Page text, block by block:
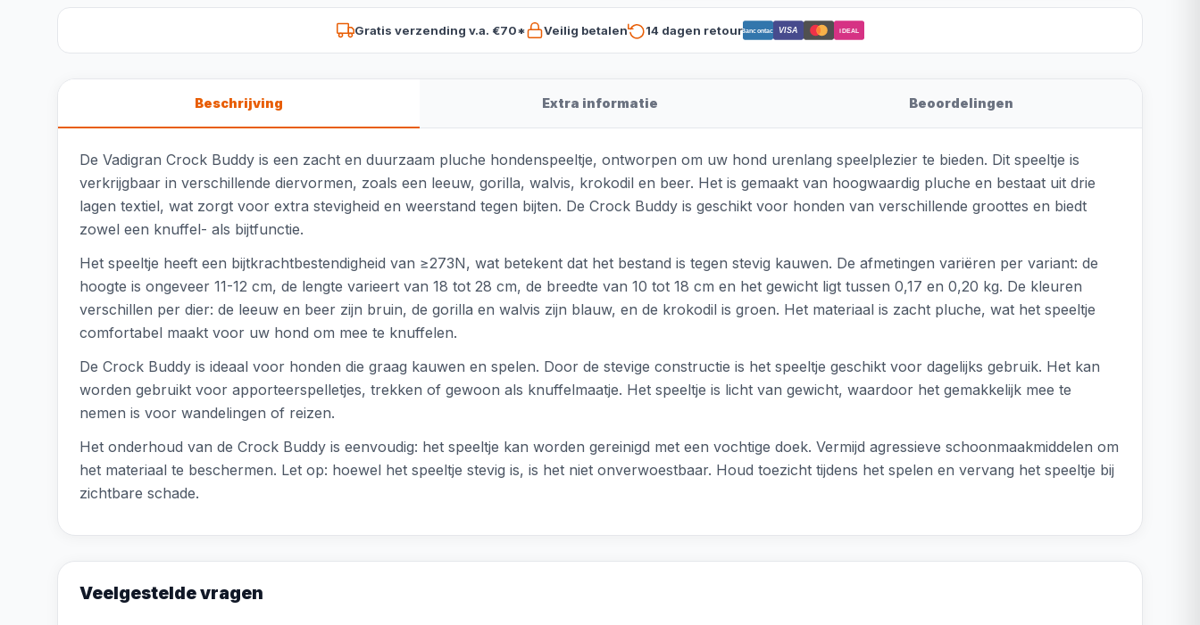
Gratis verzending v.a. €70* Veilig betalen 14 dagen retourBancontact VISA iDEAL
Beschrijving Extra informatie Beoordelingen
De Vadigran Crock Buddy is een zacht en duurzaam pluche hondenspeeltje, ontworpen om uw hond urenlang speelplezier te bieden. Dit speeltje is
verkrijgbaar in verschillende diervormen, zoals een leeuw, gorilla, walvis, krokodil en beer. Het is gemaakt van hoogwaardig pluche en bestaat uit drie
lagen textiel, wat zorgt voor extra stevigheid en weerstand tegen bijten. De Crock Buddy is geschikt voor honden van verschillende groottes en biedt
zowel een knuffel- als bijtfunctie.
Het speeltje heeft een bijtkrachtbestendigheid van ≥273N, wat betekent dat het bestand is tegen stevig kauwen. De afmetingen variëren per variant: de
hoogte is ongeveer 11-12 cm, de lengte varieert van 18 tot 28 cm, de breedte van 10 tot 18 cm en het gewicht ligt tussen 0,17 en 0,20 kg. De kleuren
verschillen per dier: de leeuw en beer zijn bruin, de gorilla en walvis zijn blauw, en de krokodil is groen. Het materiaal is zacht pluche, wat het speeltje
comfortabel maakt voor uw hond om mee te knuffelen.
De Crock Buddy is ideaal voor honden die graag kauwen en spelen. Door de stevige constructie is het speeltje geschikt voor dagelijks gebruik. Het kan
worden gebruikt voor apporteerspelletjes, trekken of gewoon als knuffelmaatje. Het speeltje is licht van gewicht, waardoor het gemakkelijk mee te
nemen is voor wandelingen of reizen.
Het onderhoud van de Crock Buddy is eenvoudig: het speeltje kan worden gereinigd met een vochtige doek. Vermijd agressieve schoonmaakmiddelen om
het materiaal te beschermen. Let op: hoewel het speeltje stevig is, is het niet onverwoestbaar. Houd toezicht tijdens het spelen en vervang het speeltje bij
zichtbare schade.
Veelgestelde vragen